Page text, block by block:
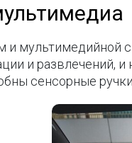
и мультимедийной
и развлечений,
сенсорные